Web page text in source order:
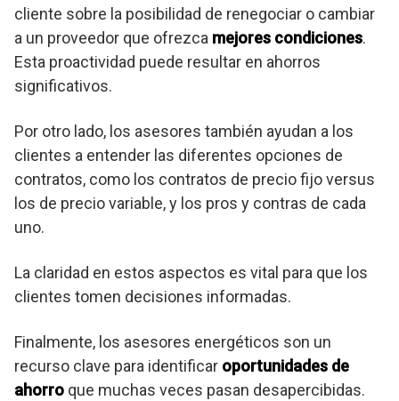
cliente sobre la posibilidad de renegociar o cambiar
a un proveedor que ofrezca mejores condiciones.
Esta proactividad puede resultar en ahorros
significativos.
Por otro lado, los asesores también ayudan a los
clientes a entender las diferentes opciones de
contratos, como los contratos de precio fijo versus
los de precio variable, y los pros y contras de cada
uno.
La claridad en estos aspectos es vital para que los
clientes tomen decisiones informadas.
Finalmente, los asesores energéticos son un
recurso clave para identificar oportunidades de
ahorro que muchas veces pasan desapercibidas.